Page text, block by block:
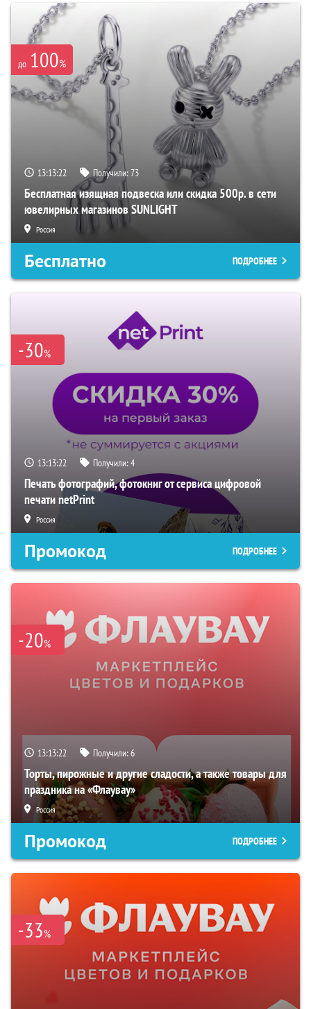
до 100%
13:13:21 Получили:73
Бесплатная изящная подвеска или скидка 500р. в сети
ювелирных магазинов SUNLIGHT
Россия
Бесплатно ПОДРОБНЕЕ
-30%
13:13:21 Получили:4
Печать фотографий, фотокниг от сервиса цифровой
печати netPrint
Россия
Промокод ПОДРОБНЕЕ
-20%
13:13:21 Получили:6
Торты, пирожные и другие сладости, а также товары для
праздника на «Флаувау»
Россия
Промокод ПОДРОБНЕЕ
-33%